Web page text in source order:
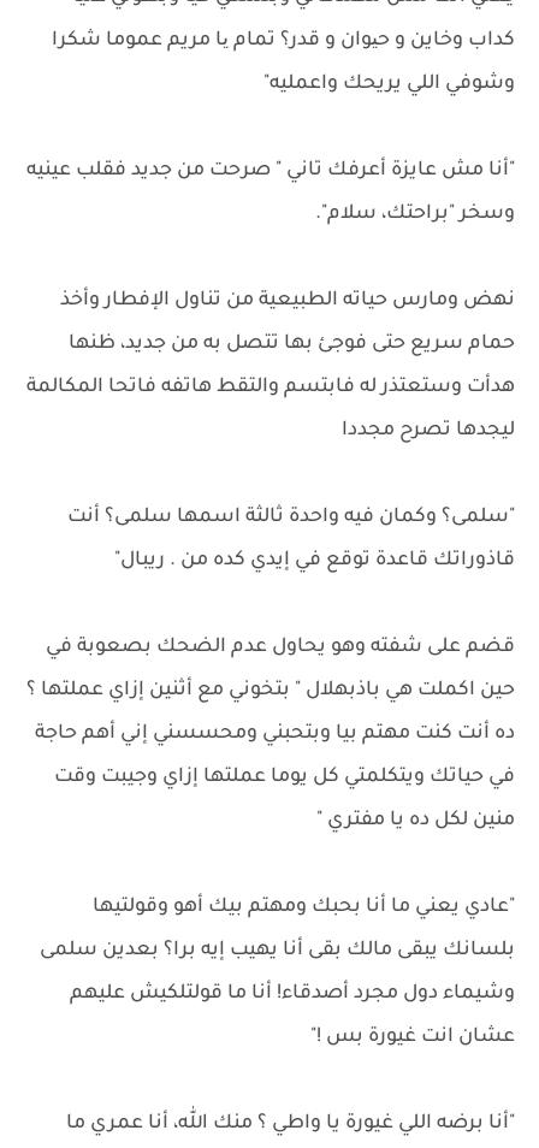
كداب وخاين و حیوان و قدر؟ تمام یا مريم عموما شكرا
وشوفي اللي يريحك واعمليه"
"أنا مش عايزة أعرفك تاني " صرحت من جديد فقلب عينيه
وسخر "براحتك، سلام".
نهض ومارس حياته الطبيعية من تناول الإفطار وأخذ
حمام سريع حتى فوجئ بها تتصل به من جديد، ظنها
هدأت وستعتذر له فابتسم والتقط هاتفه فاتحا المكالمة
ليجدها تصرح مجددا
"سلمى؟ وكمان فيه واحدة ثالثة اسمها سلمى؟ أنت
قاذوراتك قاعدة توقع في إيدي كده من . ريبال"
قضم على شفته وهو يحاول عدم الضحك بصعوبة في
حين اكملت هي باذبهلال " بتخوني مع أثنين إزاي عملتها ؟
ده أنت كنت مهتم بيا وبتحبني ومحسسني إني أهم حاجة
في حياتك ويتكلمتي كل يوما عملتها إزاي وجيبت وقت
منين لكل ده يا مفتري "
"عادي يعني ما أنا بحبك ومهتم بيك أهو وقولتيها
بلسانك يبقى مالك بقى أنا يهيب إيه برا؟ بعدين سلمى
وشيماء دول مجرد أصدقاء! أنا ما قولتلكيش عليهم
عشان انت غيورة بس !"
"أنا برضه اللي غيورة يا واطي ؟ منك الله، أنا عمري ما